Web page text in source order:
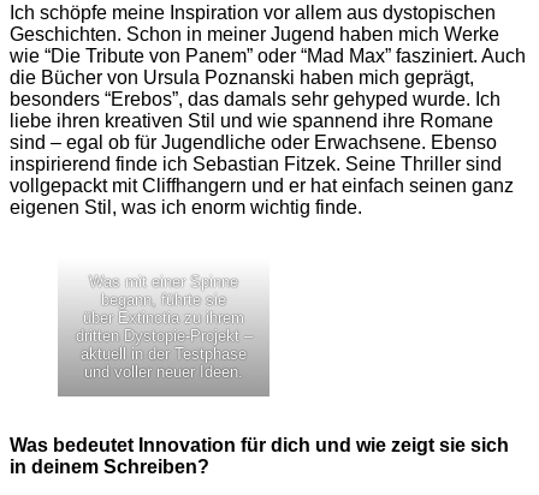
Ich schöpfe meine Inspiration vor allem aus dystopischen
Geschichten. Schon in meiner Jugend haben mich Werke
wie “Die Tribute von Panem” oder “Mad Max” fasziniert. Auch
die Bücher von Ursula Poznanski haben mich geprägt,
besonders “Erebos”, das damals sehr gehyped wurde. Ich
liebe ihren kreativen Stil und wie spannend ihre Romane
sind – egal ob für Jugendliche oder Erwachsene. Ebenso
inspirierend finde ich Sebastian Fitzek. Seine Thriller sind
vollgepackt mit Cliffhangern und er hat einfach seinen ganz
eigenen Stil, was ich enorm wichtig finde.
Was mit einer Spinne
begann, führte sie
über Extinctia zu ihrem
dritten Dystopie-Projekt –
aktuell in der Testphase
und voller neuer Ideen.
Was bedeutet Innovation für dich und wie zeigt sie sich
in deinem Schreiben?